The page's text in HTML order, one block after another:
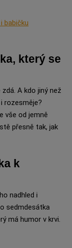
babičku
který se
A kdo jiný než
rozesměje?
vše od jemně
přesně tak, jak
k
nadhled i
sedmdesátka
má humor v krvi.